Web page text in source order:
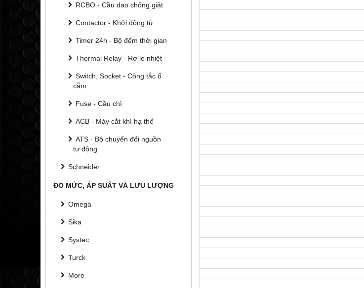
RCBO - Cầu dao chống giật
Contactor - Khởi động từ
Timer 24h - Bộ đếm thời gian
Thermal Relay - Rơ le nhiệt
Switch, Socket - Công tắc ổ
cắm
Fuse - Cầu chì
ACB - Máy cắt khí hạ thế
ATS - Bộ chuyển đổi nguồn
tự động
Schneider
ĐO MỨC, ÁP SUẤT VÀ LƯU LƯỢNG
Omega
Sika
Systec
Turck
More